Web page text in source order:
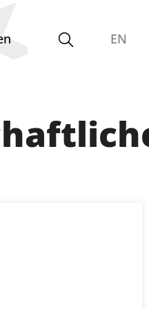
Gleichstellungsvertretung
EN